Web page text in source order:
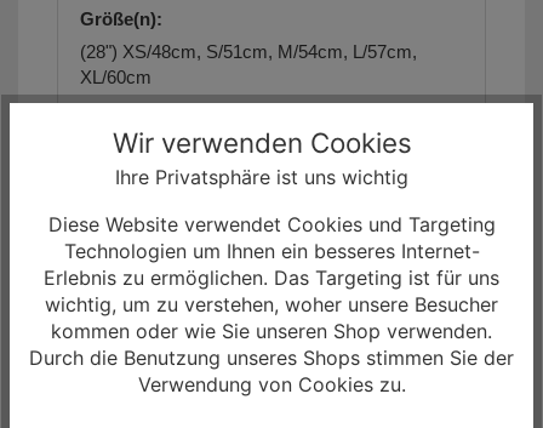
Größe(n):
(28") XS/48cm, S/51cm, M/54cm, L/57cm,
XL/60cm
Farbe(n):
(2) Steelgrey/Diamondblack
Die Artikelbilder dienen zur Information
(Abweichungen zur Artikelbeschreibung sind
möglich, da sich der Hersteller das Recht
vorbehält, die Produktspezifikation zu ändern).
Unser Angebot für Sie!- DasFocus Atlas 6.7
Wir verwenden Cookies
Ihre Privatsphäre ist uns wichtig
Diese Website verwendet Cookies und Targeting
Technologien um Ihnen ein besseres Internet-
Erlebnis zu ermöglichen. Das Targeting ist für uns
wichtig, um zu verstehen, woher unsere Besucher
kommen oder wie Sie unseren Shop verwenden.
Durch die Benutzung unseres Shops stimmen Sie der
Verwendung von Cookies zu.